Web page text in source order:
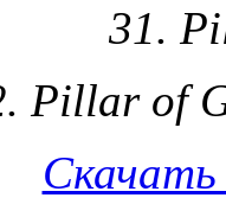
31.
Pillar of
Скачать